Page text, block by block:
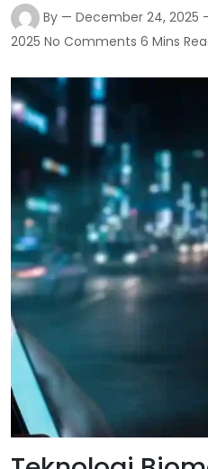
By — December 24, 2025
2025 No Comments 6 Mins